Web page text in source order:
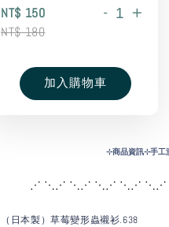
NT$ 150
NT$ 180
- +
加入購物車
⊹商品資訊⊹手工
⋰ ⋱⋰ ⋱⋰ ⋱⋰ ⋱⋰ ⋱⋰
（日本製）草莓變形蟲襯衫.638